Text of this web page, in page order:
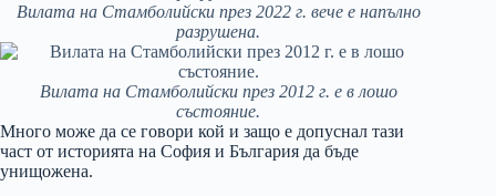
Вилата на Стамболийски през 2022 г. вече е напълно
разрушена.
Вилата на Стамболийски през 2012 г. е в лошо
състояние.
Много може да се говори кой и защо е допуснал тази
част от историята на София и България да бъде
унищожена.